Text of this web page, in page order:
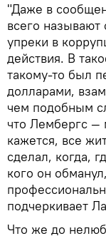
"Даже в
всего называют
упреки в
действия. В
такому-то был
долларами,
чем подобным
что Лембергс
кажется, все
сделал, когда,
кого он
подчеркивает
Что же до